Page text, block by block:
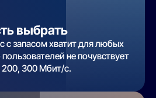
выбрать
с запасом хватит для любых
не почувствует
300 Мбит/с.